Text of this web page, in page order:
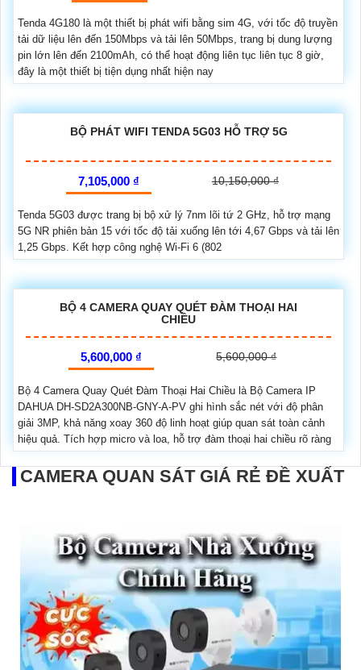
Tenda 4G180 là một thiết bị phát wifi bằng sim 4G, với tốc độ truyền
tải dữ liệu lên đến 150Mbps và tải lên 50Mbps, trang bị dung lượng
pin lớn lên đến 2100mAh, có thể hoạt động liên tục liên tục 8 giờ,
đây là một thiết bị tiện dụng nhất hiện nay
BỘ PHÁT WIFI TENDA 5G03 HỖ TRỢ 5G
7,105,000 ₫ 10,150,000 ₫
Tenda 5G03 được trang bị bộ xử lý 7nm lõi tứ 2 GHz, hỗ trợ mạng
5G NR phiên bản 15 với tốc độ tải xuống lên tới 4,67 Gbps và tải lên
1,25 Gbps. Kết hợp công nghệ Wi-Fi 6 (802
BỘ 4 CAMERA QUAY QUÉT ĐÀM THOẠI HAI
CHIỀU
5,600,000 ₫ 5,600,000 ₫
Bộ 4 Camera Quay Quét Đàm Thoại Hai Chiều là Bộ Camera IP
DAHUA DH-SD2A300NB-GNY-A-PV ghi hình sắc nét với độ phân
giải 3MP, khả năng xoay 360 độ linh hoạt giúp quan sát toàn cảnh
hiệu quả. Tích hợp micro và loa, hỗ trợ đàm thoại hai chiều rõ ràng
CAMERA QUAN SÁT GIÁ RẺ ĐỀ XUẤT